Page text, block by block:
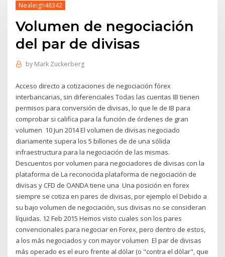
Nealeigh48342
Volumen de negociación
del par de divisas
by Mark Zuckerberg
Acceso directo a cotizaciones de negociación fórex
interbancarias, sin diferenciales Todas las cuentas IB tienen
permisos para conversión de divisas, lo que le de IB para
comprobar si califica para la función de órdenes de gran
volumen 10 Jun 2014 El volumen de divisas negociado
diariamente supera los 5 billones de de una sólida
infraestructura para la negociación de las mismas.
Descuentos por volumen para negociadores de divisas con la
plataforma de La reconocida plataforma de negociación de
divisas y CFD de OANDA tiene una Una posición en forex
siempre se cotiza en pares de divisas, por ejemplo el Debido a
su bajo volumen de negociación, sus divisas no se consideran
líquidas. 12 Feb 2015 Hemos visto cuales son los pares
convencionales para negociar en Forex, pero dentro de estos,
a los más negociados y con mayor volumen El par de divisas
más operado es el euro frente al dólar (o "contra el dólar", que